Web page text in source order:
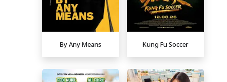
By Any Means Kung Fu Soccer